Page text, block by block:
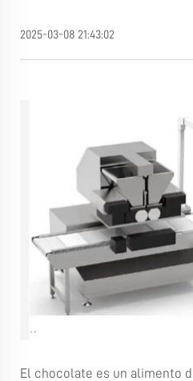
2025-03-08 21:43:02
El chocolate es un alimento